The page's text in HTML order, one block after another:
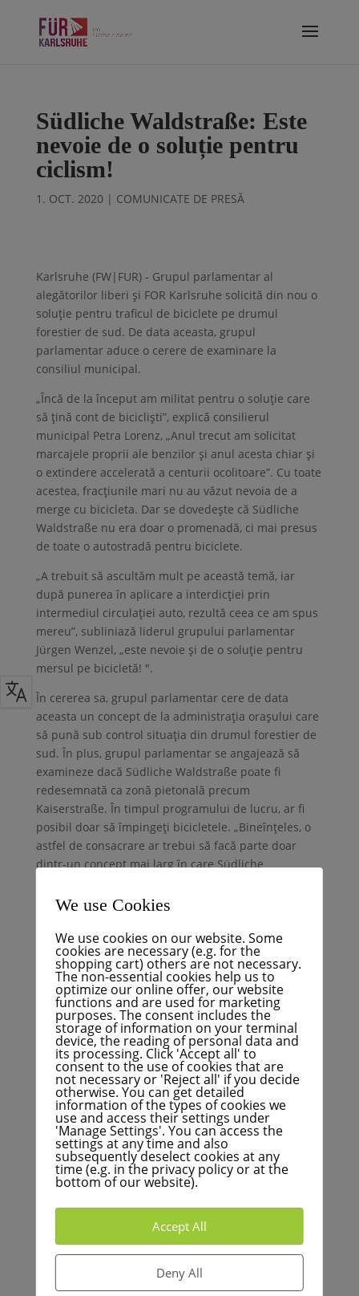
Südliche Waldstraße: Este
nevoie de o soluție pentru
ciclism!
1. OCT. 2020 | COMUNICATE DE PRESĂ
Karlsruhe (FW|FUR) - Grupul parlamentar al
alegătorilor liberi și FOR Karlsruhe solicită din nou o
soluție pentru traficul de biciclete pe drumul
forestier de sud. De data aceasta, grupul
parlamentar aduce o cerere de examinare la
consiliul municipal.
„Încă de la început am militat pentru o soluție care
să țină cont de bicicliști”, explică consilierul
municipal Petra Lorenz, „Anul trecut am solicitat
marcajele proprii ale benzilor și anul acesta chiar și
o extindere accelerată a centurii ocolitoare”. Cu toate
acestea, fracțiunile mari nu au văzut nevoia de a
merge cu bicicleta. Dar se dovedește că Südliche
Waldstraße nu era doar o promenadă, ci mai presus
de toate o autostradă pentru biciclete.
„A trebuit să ascultăm mult pe această temă, iar
după punerea în aplicare a interdicției prin
intermediul circulației auto, rezultă ceea ce am spus
mereu”, subliniază liderul grupului parlamentar
Jürgen Wenzel, „este nevoie și de o soluție pentru
mersul pe bicicletă! ".
În cererea sa, grupul parlamentar cere de data
aceasta un concept de la administrația orașului care
să pună sub control situația din drumul forestier de
sud. În plus, grupul parlamentar se angajează să
examineze dacă Südliche Waldstraße poate fi
redesemnată ca zonă pietonală precum
Kaiserstraße. În timpul programului de lucru, ar fi
posibil doar să împingeți bicicletele. „Bineînțeles, o
astfel de consacrare ar trebui să facă parte doar
dintr-un concept mai larg în care Südliche
consilierul municipal Friedemann Kalmbach.
Teile diesen Beitrag
Mehr Nachrichten
Haosul afișajelor la KVV: afișajele de informații
digitale nu funcționează fiabil
BNN+: Vine decizia privind ocolirea Hagsfeld
Criza bugetară cu un anunț – FÜR Karlsruhe solicită
un punct de cotitură financiar
We use Cookies
We use cookies on our website. Some
cookies are necessary (e.g. for the
shopping cart) others are not necessary.
The non-essential cookies help us to
optimize our online offer, our website
functions and are used for marketing
purposes. The consent includes the
storage of information on your terminal
device, the reading of personal data and
its processing. Click 'Accept all' to
consent to the use of cookies that are
not necessary or 'Reject all' if you decide
otherwise. You can get detailed
information of the types of cookies we
use and access their settings under
'Manage Settings'. You can access the
settings at any time and also
subsequently deselect cookies at any
time (e.g. in the privacy policy or at the
bottom of our website).
Accept All
Deny All